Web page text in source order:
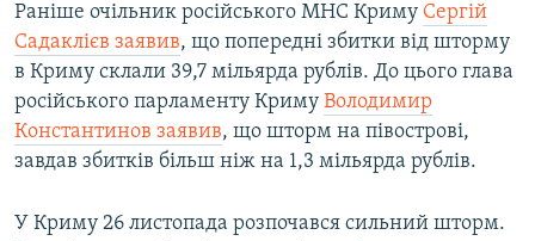
Раніше очільник російського МНС Криму Сергій
Садаклієв заявив, що попередні збитки від шторму
в Криму склали 39,7 мільярда рублів. До цього глава
російського парламенту Криму Володимир
Константинов заявив, що шторм на півострові,
завдав збитків більш ніж на 1,3 мільярда рублів.
У Криму 26 листопада розпочався сильний шторм.